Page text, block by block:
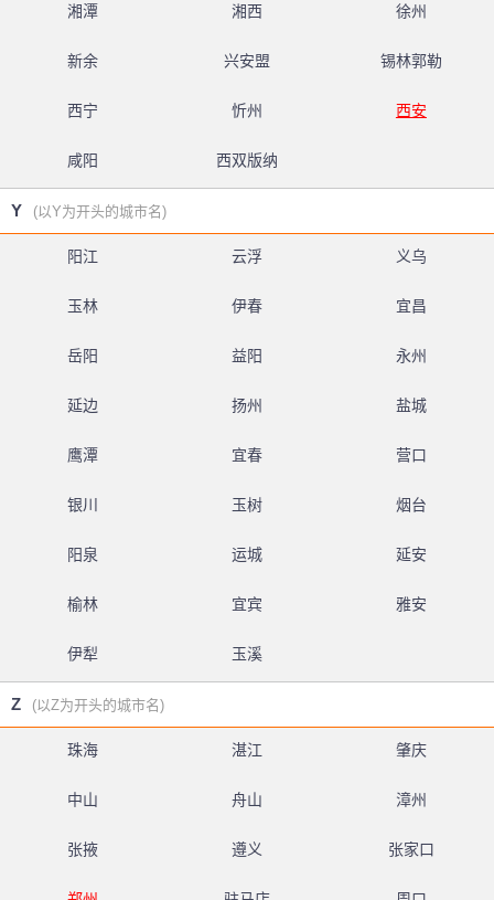
湘潭 湘西 徐州
新余 兴安盟 锡林郭勒
西宁 忻州 西安
咸阳 西双版纳
Y (以Y为开头的城市名)
阳江 云浮 义乌
玉林 伊春 宜昌
岳阳 益阳 永州
延边 扬州 盐城
鹰潭 宜春 营口
银川 玉树 烟台
阳泉 运城 延安
榆林 宜宾 雅安
伊犁 玉溪
Z (以Z为开头的城市名)
珠海 湛江 肇庆
中山 舟山 漳州
张掖 遵义 张家口